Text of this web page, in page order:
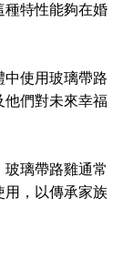
種特性能夠在婚
中使用玻璃帶路
他們對未來幸福
玻璃帶路雞通常
用，以傳承家族